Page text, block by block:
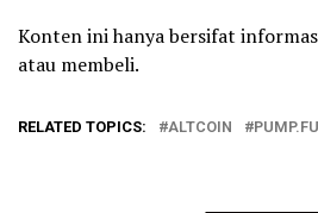
Konten ini hanya bersifat
atau membeli.
RELATED TOPICS: ALTCOIN